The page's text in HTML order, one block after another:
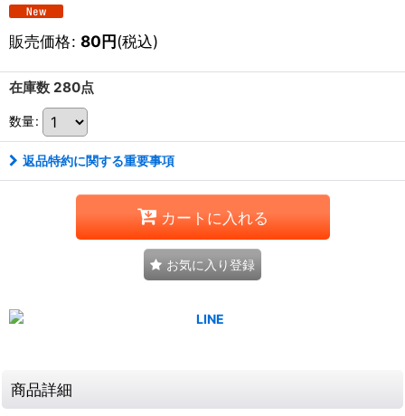
販売価格: 80円(税込)
在庫数 280点
数量:
返品特約に関する重要事項
カートに入れる
お気に入り登録
商品詳細